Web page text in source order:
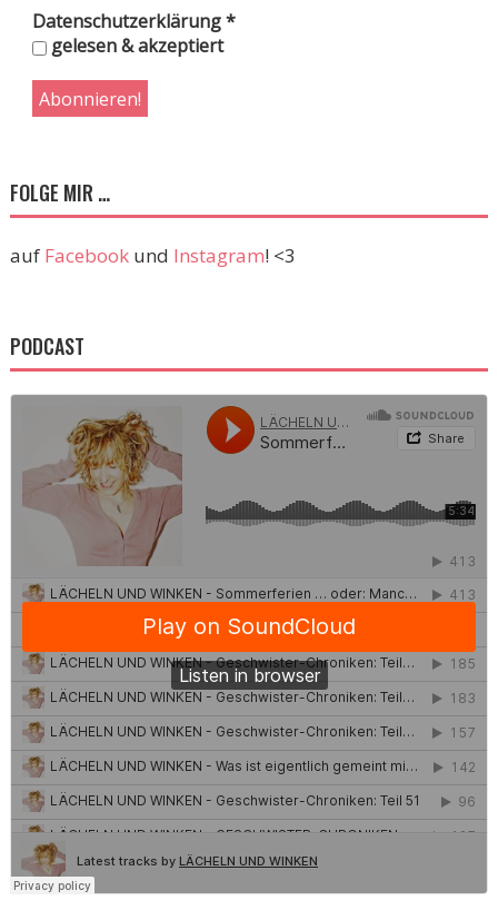
Datenschutzerklärung*
gelesen & akzeptiert
FOLGE MIR …
auf Facebookund Instagram! <3
PODCAST